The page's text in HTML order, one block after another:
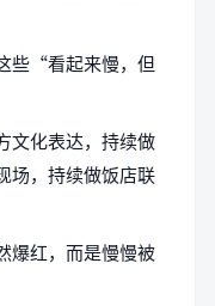
些“看起来慢，但
文化表达，持续做
场，持续做饭店联
爆红，而是慢慢被